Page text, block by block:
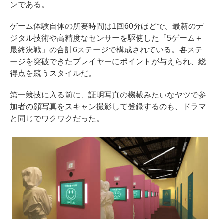
ンである。
ゲーム体験自体の所要時間は1回60分ほどで、最新のデ
ジタル技術や高精度なセンサーを駆使した「5ゲーム＋
最終決戦」の合計6ステージで構成されている。各ステ
ージを突破できたプレイヤーにポイントが与えられ、総
得点を競うスタイルだ。
第一競技に入る前に、証明写真の機械みたいなヤツで参
加者の顔写真をスキャン撮影して登録するのも、ドラマ
と同じでワクワクだった。